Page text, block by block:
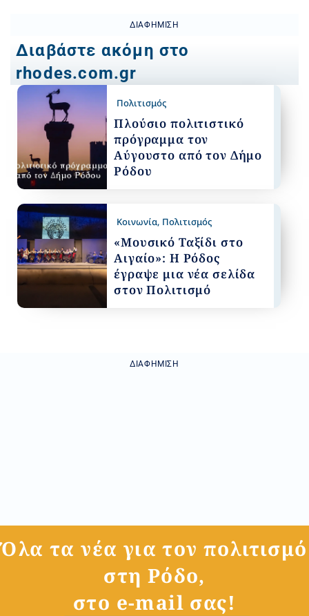
ΔΙΑΦΉΜΙΣΗ
Διαβάστε ακόμη στο
rhodes.com.gr
Πολιτισμός
Πλούσιο πολιτιστικό
πρόγραμμα τον
Αύγουστο από τον Δήμο
Ρόδου
Κοινωνία, Πολιτισμός
«Μουσικό Ταξίδι στο
Αιγαίο»: Η Ρόδος
έγραψε μια νέα σελίδα
στον Πολιτισμό
ΔΙΑΦΉΜΙΣΗ
Όλα τα νέα για τον πολιτισμό
στη Ρόδο,
στο e-mail σας!